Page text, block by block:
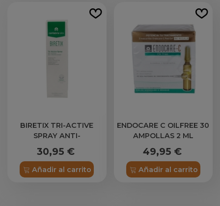
BIRETIX TRI-ACTIVE
SPRAY ANTI-
IMPERFECCIONES 100 ML
30,95 €
Añadir al carrito
ENDOCARE C OILFREE 30
AMPOLLAS 2 ML
49,95 €
Añadir al carrito